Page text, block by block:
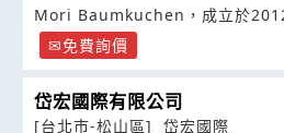
Mori Baumkuchen，成立於
免費詢價
岱宏國際有限公司
[台北市-松山區]
岱宏國際